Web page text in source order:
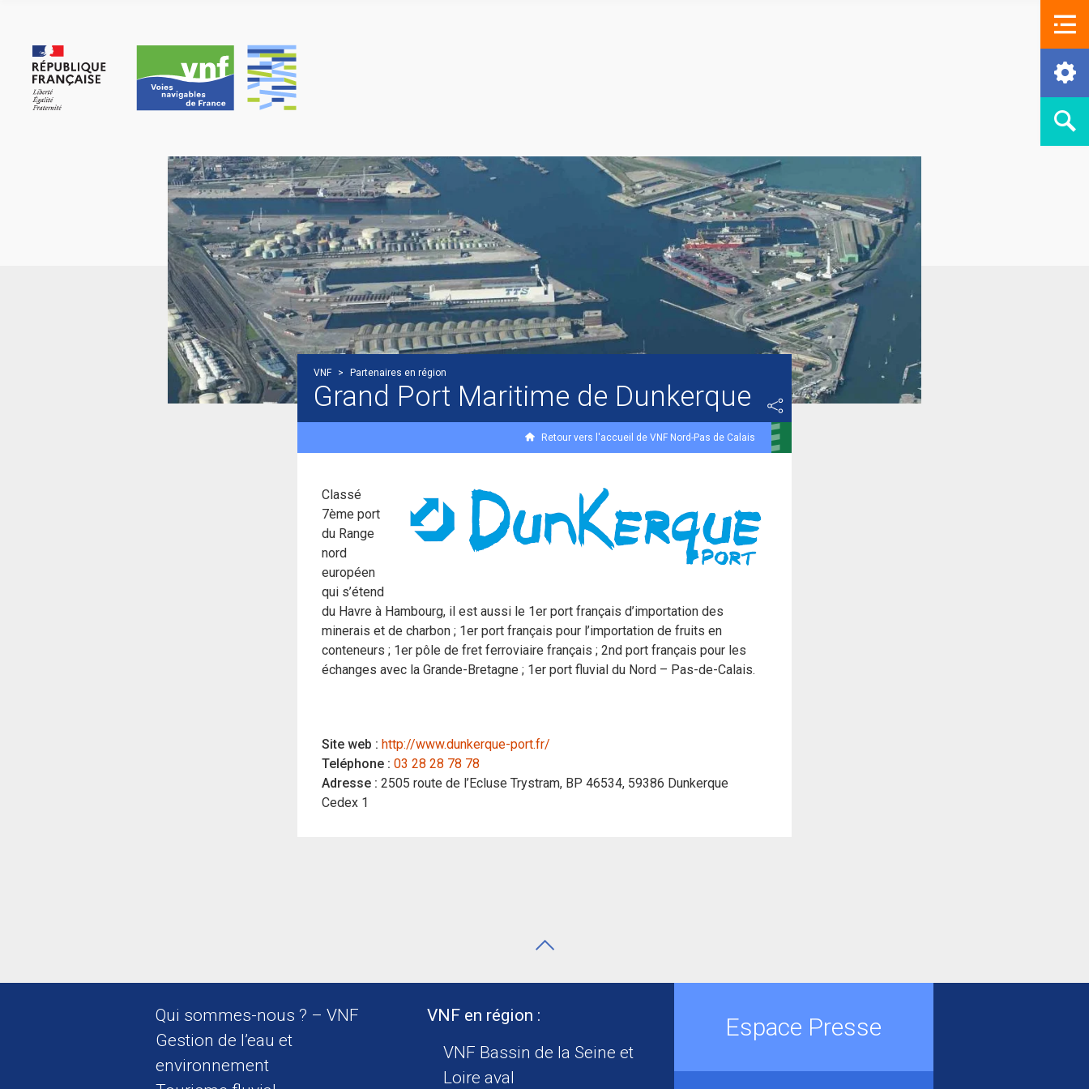
VNF > Partenaires en région
Grand Port Maritime de Dunkerque
Retour vers l'accueil de VNF Nord-Pas de Calais
Classé
7ème port
du Range
nord
européen
qui s’étend
du Havre à Hambourg, il est aussi le 1er port français d’importation des
minerais et de charbon ; 1er port français pour l’importation de fruits en
conteneurs ; 1er pôle de fret ferroviaire français ; 2nd port français pour les
échanges avec la Grande-Bretagne ; 1er port fluvial du Nord – Pas-de-Calais.
Site web : http://www.dunkerque-port.fr/
Teléphone : 03 28 28 78 78
Adresse : 2505 route de l’Ecluse Trystram, BP 46534, 59386 Dunkerque
Cedex 1
Qui sommes-nous ? – VNF
Gestion de l’eau et
environnement
VNF en région :
VNF Bassin de la Seine et
Loire aval
Espace Presse